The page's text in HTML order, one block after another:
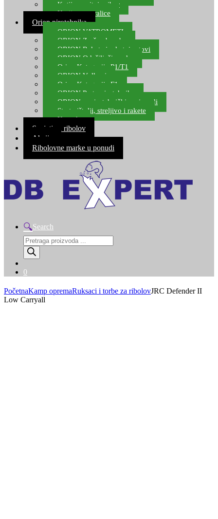
Kutije za sitni pribor
Kutije za varalice
Orion pirotehnika
ORION VATROMETI
ORION Zračne bombe
ORION Rakete i raketni setovi
ORION Odašiljači zvuka
Orion Kategorija P1/T1
ORION Vulkani
Orion Kategorija F1
ORION Party pirotehnika
ORION nepirotehnički proizvodi
Start pištolji, streljivo i rakete
Kontakt
Savjeti za ribolov
Akcija
Ribolovne marke u ponudi
Search
Products
search
0
PočetnaKamp opremaRuksaci i torbe za ribolovJRC Defender II
Low Carryall